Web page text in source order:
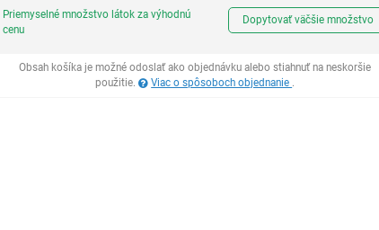
Ks
Priemyselné množstvo látok za výhodnú
cenu
Dopytovať väčšie množstvo
Obsah košíka je možné odoslať ako objednávku alebo stiahnuť na neskoršie
použitie.
Viac o spôsoboch objednanie .